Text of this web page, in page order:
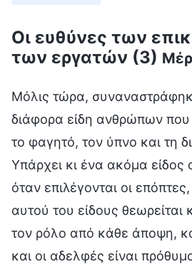
Οι ευθύνες των
των εργατών (3)
Μόλις τώρα,
διάφορα είδη ανθρώπων που
το φαγητό, τον ύπνο και τη
Υπάρχει κι ένα ακόμα
όταν επιλέγονται οι
αυτού του είδους θεωρείται
τον ρόλο από κάθε άποψη,
και οι αδελφές είναι